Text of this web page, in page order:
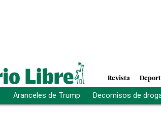
Revista
Aranceles de Trump Decomisos de